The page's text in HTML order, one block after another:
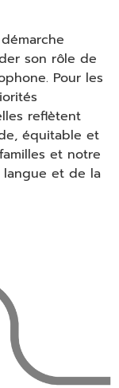
son rôle de
Pour les
reflètent
équitable et
et notre
langue et de la